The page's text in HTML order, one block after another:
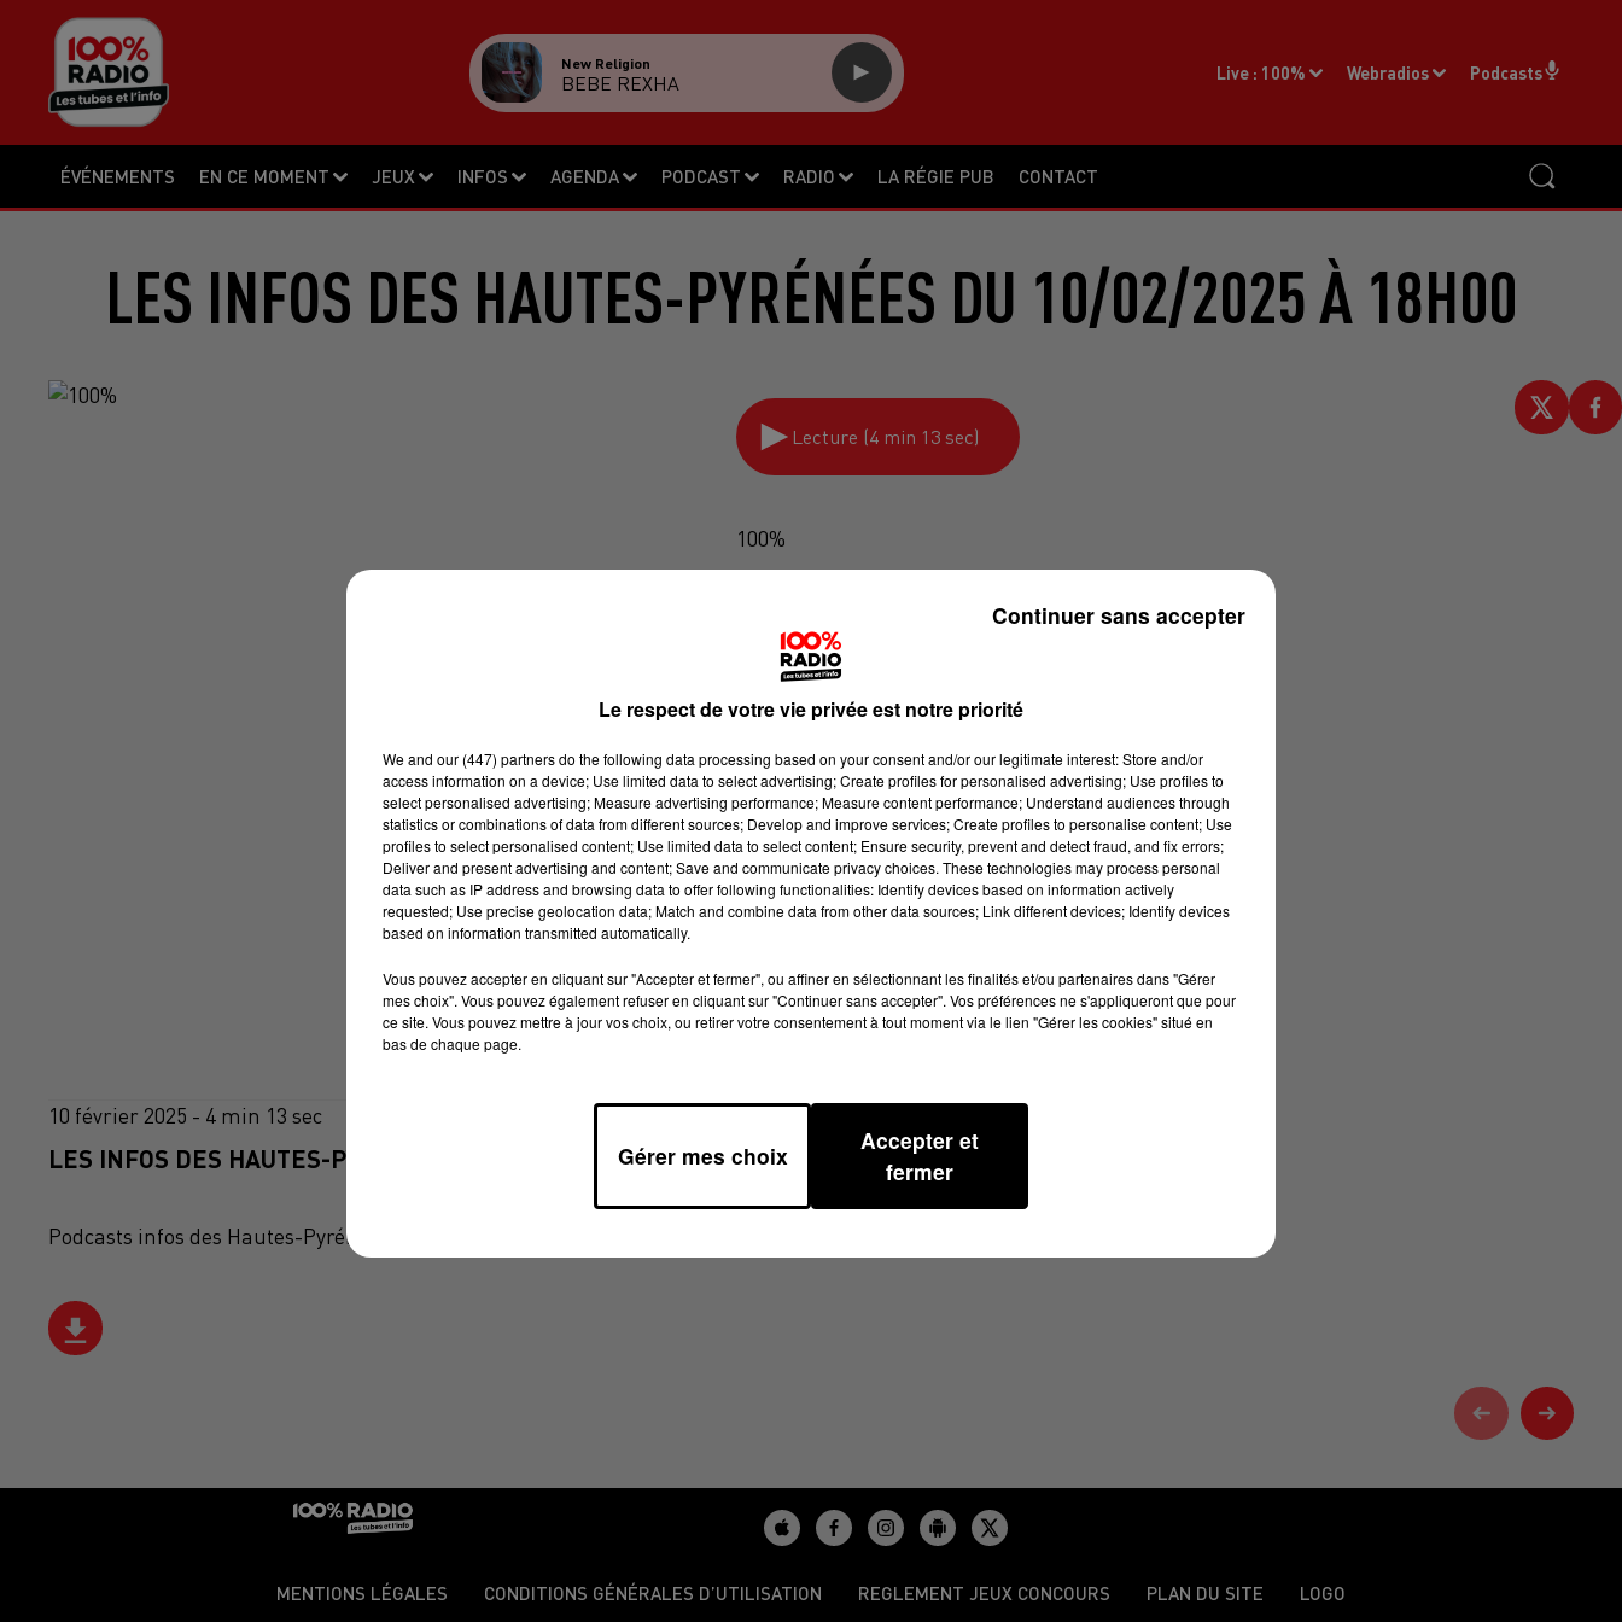
ÉVÉNEMENTS EN CE MOMENT JEUX INFOS AGENDA PODCAST RADIO LA RÉGIE PUB CONTACT
Live : 100% Webradios Podcasts
New Religion
BEBE REXHA
LES INFOS DES HAUTES-PYRÉNÉES DU 10/02/2025 À 18H00
Lecture (4 min 13 sec)
100%
10 février 2025 - 4 min 13 sec
LES INFOS DES HAUTES-PYRÉNÉES DU 10/02/2025 À 18H00
Podcasts infos des Hautes-Pyrénées
MENTIONS LÉGALES CONDITIONS GÉNÉRALES D’UTILISATION REGLEMENT JEUX CONCOURS PLAN DU SITE LOGO
Le respect de votre vie privée est notre priorité
We and our (447) partnersdo the following data processing based on your consent and/or our legitimate interest: Store and/or
access information on a device; Use limited data to select advertising; Create profiles for personalised advertising; Use profiles to
select personalised advertising; Measure advertising performance; Measure content performance; Understand audiences through
statistics or combinations of data from different sources; Develop and improve services; Create profiles to personalise content; Use
profiles to select personalised content; Use limited data to select content; Ensure security, prevent and detect fraud, and fix errors;
Deliver and present advertising and content; Save and communicate privacy choices. These technologies may process personal
data such as IP address and browsing data to offer following functionalities: Identify devices based on information actively
requested; Use precise geolocation data; Match and combine data from other data sources; Link different devices; Identify devices
based on information transmitted automatically.
Vous pouvez accepter en cliquant sur "Accepter et fermer", ou affiner en sélectionnant les finalités et/ou partenaires dans "Gérer
mes choix". Vous pouvez également refuser en cliquant sur "Continuer sans accepter". Vos préférences ne s'appliqueront que pour
ce site. Vous pouvez mettre à jour vos choix, ou retirer votre consentement à tout moment via le lien "Gérer les cookies" situé en
bas de chaque page.
Gérer mes choix
Accepter et
fermer
Continuer sans accepter